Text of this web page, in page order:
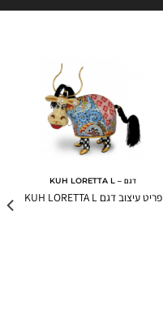
דגם – KUH LORETTA L
פריט עיצוב דגם KUH LORETTA L